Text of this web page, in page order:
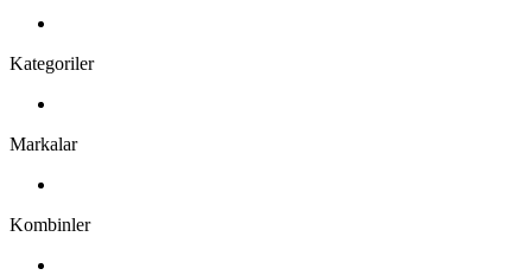
Kategoriler
Markalar
Kombinler